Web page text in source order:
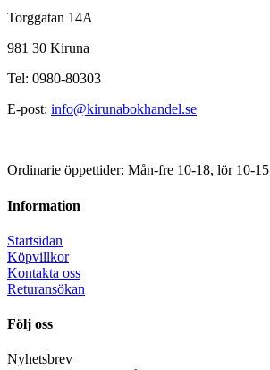
Torggatan 14A
981 30 Kiruna
Tel: 0980-80303
E-post: info@kirunabokhandel.se
Ordinarie öppettider: Mån-fre 10-18, lör 10-15
Information
Startsidan
Köpvillkor
Kontakta oss
Returansökan
Följ oss
Nyhetsbrev